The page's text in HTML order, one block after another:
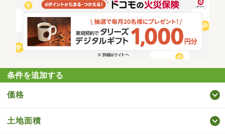
条件を追加する
価格
土地面積